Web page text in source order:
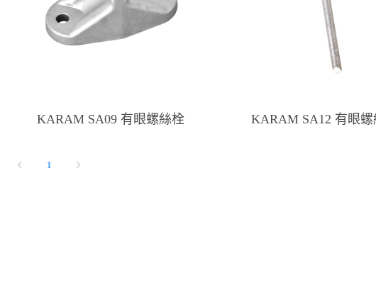
KARAM SA09 有眼螺絲栓 KARAM SA12 有眼
1